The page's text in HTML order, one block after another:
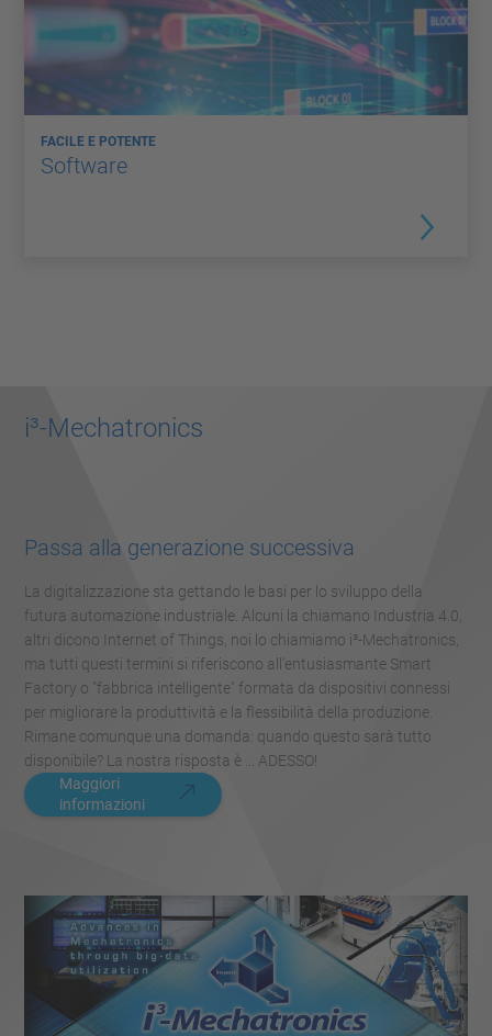
FACILE E POTENTE
Software
i³-Mechatronics
Passa alla generazione successiva
La digitalizzazione sta gettando le basi per lo sviluppo della
futura automazione industriale. Alcuni la chiamano Industria 4.0,
altri dicono Internet of Things, noi lo chiamiamo i³-Mechatronics,
ma tutti questi termini si riferiscono all'entusiasmante Smart
Factory o "fabbrica intelligente" formata da dispositivi connessi
per migliorare la produttività e la flessibilità della produzione.
Rimane comunque una domanda: quando questo sarà tutto
disponibile? La nostra risposta è ... ADESSO!
Maggiori
informazioni